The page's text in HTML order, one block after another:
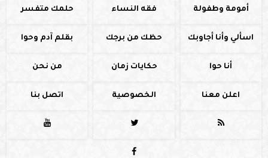
أمومة وطفولة فقه النساء حلمك متفسر
اسألي وأنا أجاوبك حظك من برجك بقلم آدم وحوا
أنا حوا حكايات زمان من نحن
اعلن معنا الخصوصية اتصل بنا



